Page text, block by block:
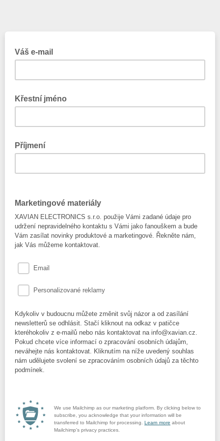
Váš e-mail
Křestní jméno
Příjmení
Marketingové materiály
XAVIAN ELECTRONICS s.r.o. použije Vámi zadané údaje pro
udržení nepravidelného kontaktu s Vámi jako fanouškem a bude
Vám zasílat novinky produktové a marketingové. Řekněte nám,
jak Vás můžeme kontaktovat.
Email
Personalizované reklamy
Kdykoliv v budoucnu můžete změnit svůj názor a od zasílání
newsletterů se odhlásit. Stačí kliknout na odkaz v patičce
kteréhokoliv z e-mailů nebo nás kontaktovat na info@xavian.cz.
Pokud chcete více informací o zpracování osobních údajům,
neváhejte nás kontaktovat. Kliknutím na níže uvedený souhlas
nám udělujete svolení se zpracováním osobních údajů za těchto
podmínek.
We use Mailchimp as our marketing platform. By clicking below to
subscribe, you acknowledge that your information will be
transferred to Mailchimp for processing. Learn more about
Mailchimp's privacy practices.